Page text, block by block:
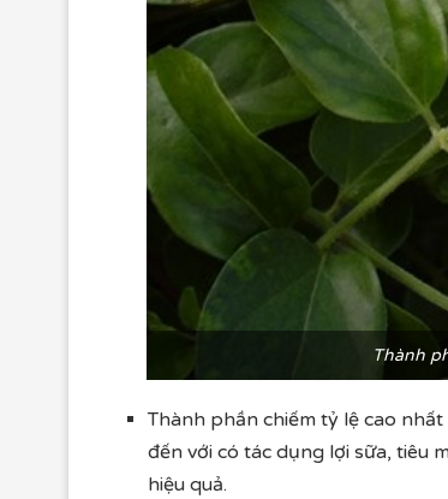
Thành
Thành phần chiếm tỷ lệ cao
đến với có tác dụng lợi sữa, tiêu
hiệu quả.